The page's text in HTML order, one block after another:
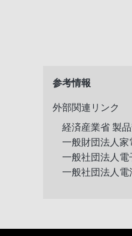
参考情報
外部関連リンク
経済産業省 製
一般財団法人家
一般社団法人電
一般社団法人電